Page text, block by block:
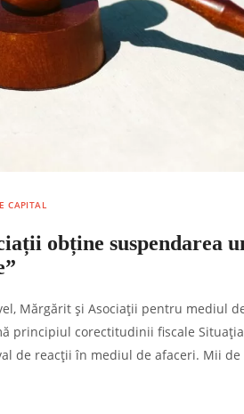
CAPITAL
obține suspendarea
Mărgărit și Asociații pentru mediul
principiul corectitudinii fiscale
de reacții în mediul de afaceri. Mii